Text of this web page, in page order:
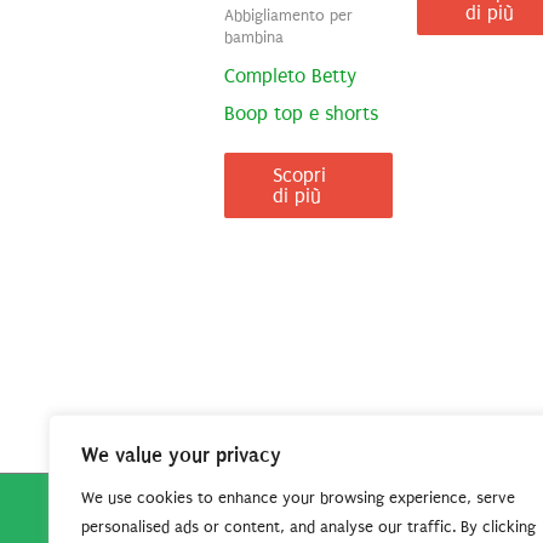
We value your privacy
We use cookies to enhance your browsing experience, serve
personalised ads or content, and analyse our traffic. By clicking
Abbigliamento per
bambina
Completo Betty
Boop top e shorts
Scopri
di più
di più